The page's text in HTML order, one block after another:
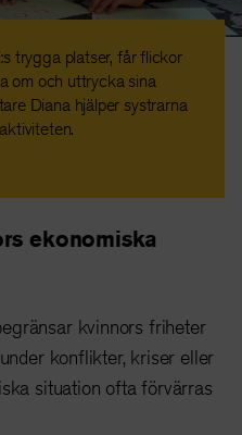
trygga platser, får flickor
om och uttrycka sina
Diana hjälper systrarna
ekonomiska
kvinnors friheter
konflikter, kriser eller
situation ofta förvärras